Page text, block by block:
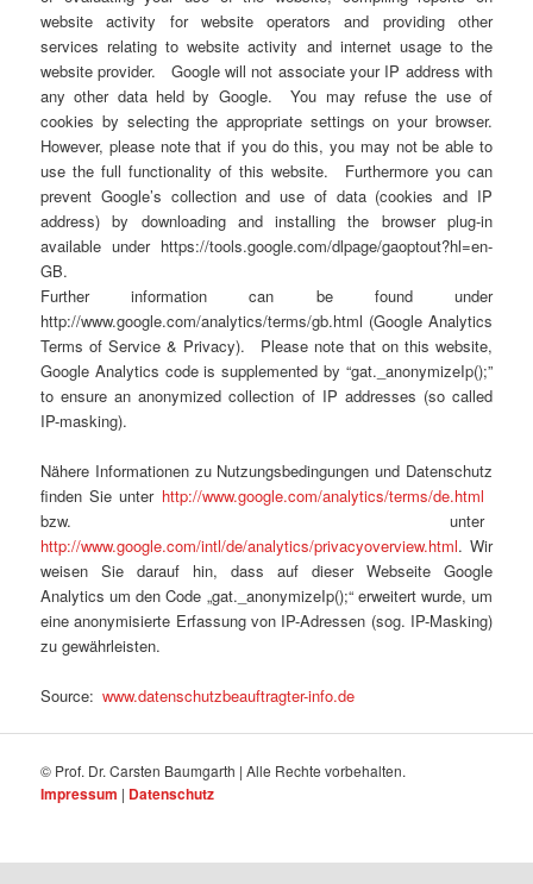
website activity for website operators and providing other
services relating to website activity and internet usage to the
website provider. Google will not associate your IP address with
any other data held by Google. You may refuse the use of
cookies by selecting the appropriate settings on your browser.
However, please note that if you do this, you may not be able to
use the full functionality of this website. Furthermore you can
prevent Google’s collection and use of data (cookies and IP
address) by downloading and installing the browser plug-in
available under https://tools.google.com/dlpage/gaoptout?hl=en-
GB.
Further information can be found under
http://www.google.com/analytics/terms/gb.html (Google Analytics
Terms of Service & Privacy). Please note that on this website,
Google Analytics code is supplemented by “gat._anonymizeIp();”
to ensure an anonymized collection of IP addresses (so called
IP-masking).
Nähere Informationen zu Nutzungsbedingungen und Datenschutz
finden Sie unter http://www.google.com/analytics/terms/de.html
bzw. unter
http://www.google.com/intl/de/analytics/privacyoverview.html. Wir
weisen Sie darauf hin, dass auf dieser Webseite Google
Analytics um den Code „gat._anonymizeIp();“ erweitert wurde, um
eine anonymisierte Erfassung von IP-Adressen (sog. IP-Masking)
zu gewährleisten.
Source:www.datenschutzbeauftragter-info.de
© Prof. Dr. Carsten Baumgarth | Alle Rechte vorbehalten.
Impressum | Datenschutz